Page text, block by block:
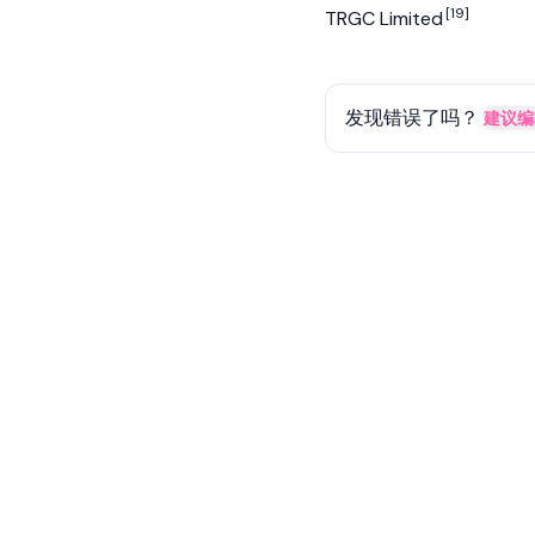
TRGC Limited[19]
发现错误了吗？ 建议